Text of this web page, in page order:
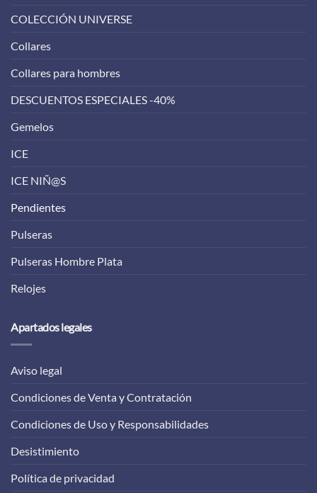
COLECCIÓN UNIVERSE
Collares
Collares para hombres
DESCUENTOS ESPECIALES -40%
Gemelos
ICE
ICE NIÑ@S
Pendientes
Pulseras
Pulseras Hombre Plata
Relojes
Apartados legales
Aviso legal
Condiciones de Venta y Contratación
Condiciones de Uso y Responsabilidades
Desistimiento
Política de privacidad